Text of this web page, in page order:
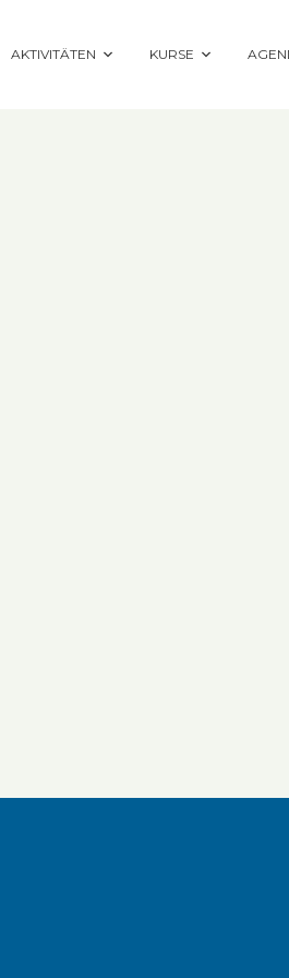
AKTIVITÄTEN KURSE